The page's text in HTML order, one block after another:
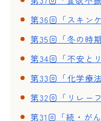
第36回「スキン
第35回「冬の時
第34回「不安と
第32回「リレー